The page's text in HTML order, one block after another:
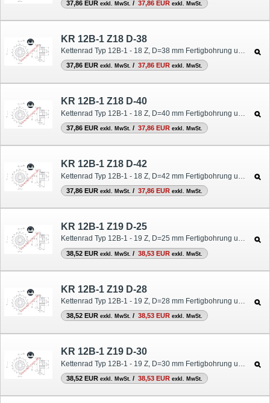
37,86 EUR exkl. MwSt. / 37,86 EUR exkl. MwSt.
KR 12B-1 Z18 D-38
Kettenrad Typ 12B-1 - 18 Z, D=38 mm Fertigbohrung und Nut
37,86 EUR exkl. MwSt. / 37,86 EUR exkl. MwSt.
KR 12B-1 Z18 D-40
Kettenrad Typ 12B-1 - 18 Z, D=40 mm Fertigbohrung und Nut
37,86 EUR exkl. MwSt. / 37,86 EUR exkl. MwSt.
KR 12B-1 Z18 D-42
37,86 EUR exkl. MwSt. / 37,86 EUR exkl. MwSt.
KR 12B-1 Z19 D-25
Kettenrad Typ 12B-1 - 19 Z, D=25 mm Fertigbohrung und Nut
38,52 EUR exkl. MwSt. / 38,53 EUR exkl. MwSt.
KR 12B-1 Z19 D-28
Kettenrad Typ 12B-1 - 19 Z, D=28 mm Fertigbohrung und Nut
38,52 EUR exkl. MwSt. / 38,53 EUR exkl. MwSt.
KR 12B-1 Z19 D-30
Kettenrad Typ 12B-1 - 19 Z, D=30 mm Fertigbohrung und Nut
38,52 EUR exkl. MwSt. / 38,53 EUR exkl. MwSt.